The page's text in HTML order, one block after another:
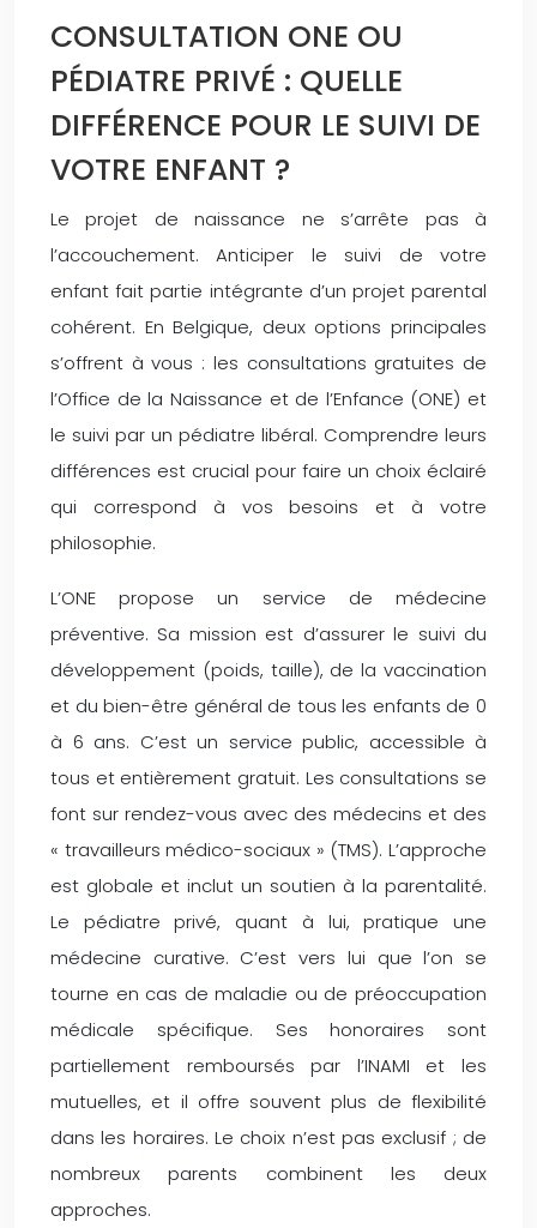
CONSULTATION ONE OU
PÉDIATRE PRIVÉ : QUELLE
DIFFÉRENCE POUR LE SUIVI DE
VOTRE ENFANT ?
Le projet de naissance ne s’arrête pas à
l’accouchement. Anticiper le suivi de votre
enfant fait partie intégrante d’un projet parental
cohérent. En Belgique, deux options principales
s’offrent à vous : les consultations gratuites de
l’Office de la Naissance et de l’Enfance (ONE) et
le suivi par un pédiatre libéral. Comprendre leurs
différences est crucial pour faire un choix éclairé
qui correspond à vos besoins et à votre
philosophie.
L’ONE propose un service de médecine
préventive. Sa mission est d’assurer le suivi du
développement (poids, taille), de la vaccination
et du bien-être général de tous les enfants de 0
à 6 ans. C’est un service public, accessible à
tous et entièrement gratuit. Les consultations se
font sur rendez-vous avec des médecins et des
« travailleurs médico-sociaux » (TMS). L’approche
est globale et inclut un soutien à la parentalité.
Le pédiatre privé, quant à lui, pratique une
médecine curative. C’est vers lui que l’on se
tourne en cas de maladie ou de préoccupation
médicale spécifique. Ses honoraires sont
partiellement remboursés par l’INAMI et les
mutuelles, et il offre souvent plus de flexibilité
dans les horaires. Le choix n’est pas exclusif ; de
nombreux parents combinent les deux
approches.